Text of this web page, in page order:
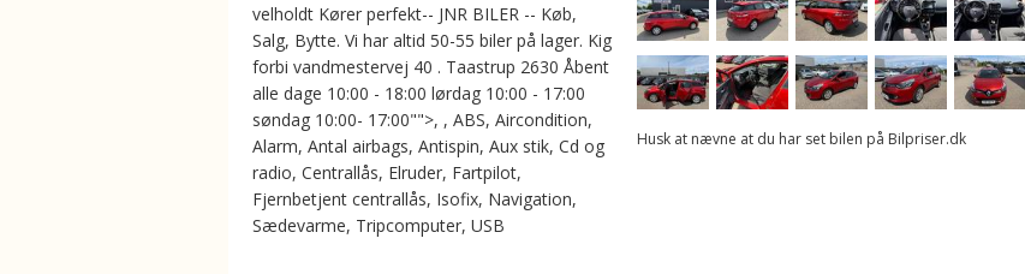
velholdt Kører perfekt-- JNR BILER -- Køb,
Salg, Bytte. Vi har altid 50-55 biler på lager. Kig
forbi vandmestervej 40 . Taastrup 2630 Åbent
alle dage 10:00 - 18:00 lørdag 10:00 - 17:00
søndag 10:00- 17:00"">, , ABS, Aircondition,
Alarm, Antal airbags, Antispin, Aux stik, Cd og
radio, Centrallås, Elruder, Fartpilot,
Fjernbetjent centrallås, Isofix, Navigation,
Sædevarme, Tripcomputer, USB
Husk at nævne at du har set bilen på Bilpriser.dk